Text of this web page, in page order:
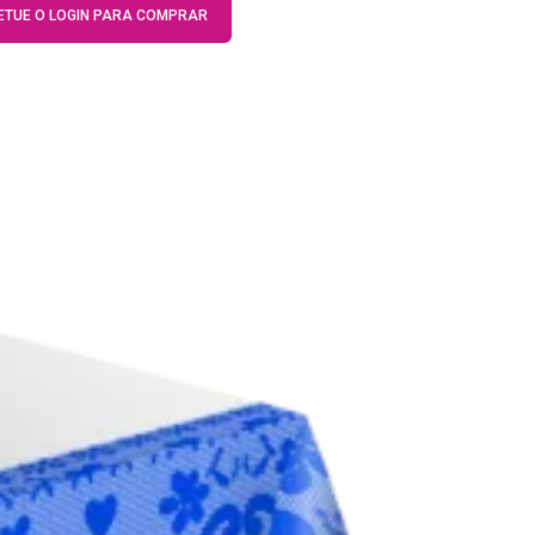
O LOGIN PARA COMPRAR